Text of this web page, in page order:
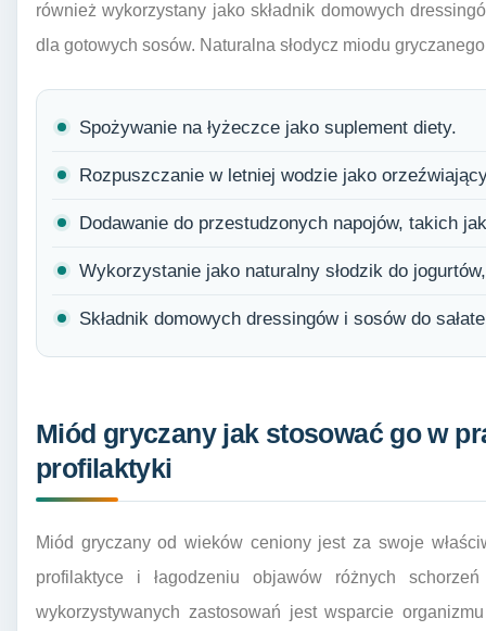
również wykorzystany jako składnik domowych
dla gotowych sosów. Naturalna słodycz miodu
Spożywanie na łyżeczce jako suplement diety.
Rozpuszczanie w letniej wodzie jako
Dodawanie do przestudzonych napojów, takich
Wykorzystanie jako naturalny słodzik do
Składnik domowych dressingów i sosów do
Miód gryczany jak stosować go w
profilaktyki
Miód gryczany od wieków ceniony jest za swoje
profilaktyce i łagodzeniu objawów różnych
wykorzystywanych zastosowań jest wsparcie